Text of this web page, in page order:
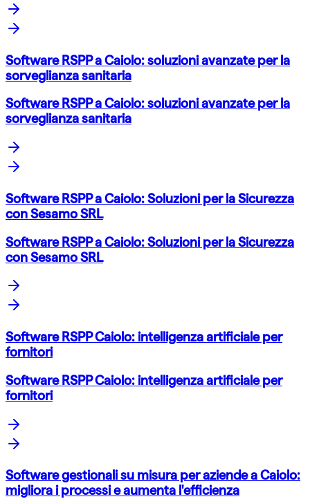
Software RSPP a Caiolo: soluzioni avanzate per la
sorveglianza sanitaria
Software RSPP a Caiolo: soluzioni avanzate per la
sorveglianza sanitaria
Software RSPP a Caiolo: Soluzioni per la Sicurezza
con Sesamo SRL
Software RSPP a Caiolo: Soluzioni per la Sicurezza
con Sesamo SRL
Software RSPP Caiolo: intelligenza artificiale per
fornitori
Software RSPP Caiolo: intelligenza artificiale per
fornitori
Software gestionali su misura per aziende a Caiolo:
migliora i processi e aumenta l'efficienza